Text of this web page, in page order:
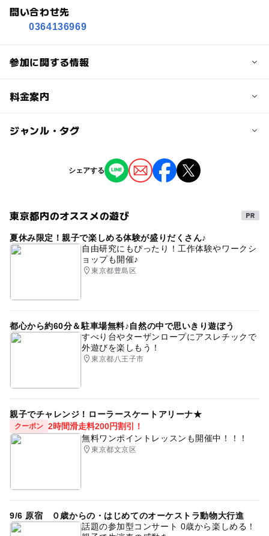
問い合わせ先
0364136969
参加に関する情報
定員
予約/応募
最終応募締切 2025-1-23(木)
注意・制限事項
おります。
保護者様は終了時間にお迎えをお願いいたします。
店内が狭いため、ご了承いただけますと幸いです。
応募方法
このイベントの受付は終了しました。
料金案内
子供の料金
ジャンル・タグ
タグ
#雨の日でもOK
シェアする
東京都内のオススメの遊び
夏休み限定！親子で楽しめる体験が盛りだくさん♪
自由研究にもぴったり！工作体験やワークシ
ョップも開催♪
東京都豊島区
都心から約60分＆駐車場無料♪自然の中で思いきり遊ぼう
すべり台やターザンロープにアスレチックで
外遊びを楽しもう！
東京都八王子市
親子でチャレンジ！ローラースケートアリーナ★
クーポン 2時間滑走料200円割引！
無料ワンポイントレッスンも開催中！！！
東京都文京区
9/6 原宿 ０歳からの・はじめてのオーケストラ動物大行進
話題の参加型コンサート 0歳から楽しめる！